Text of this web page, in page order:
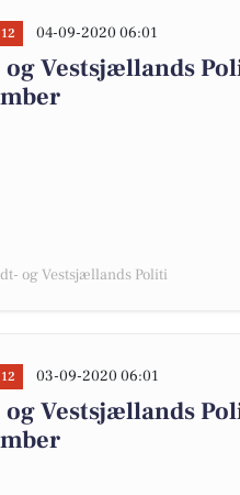
04-09-2020 06:01
Vestsjællands
og Vestsjællands Politi
03-09-2020 06:01
Vestsjællands